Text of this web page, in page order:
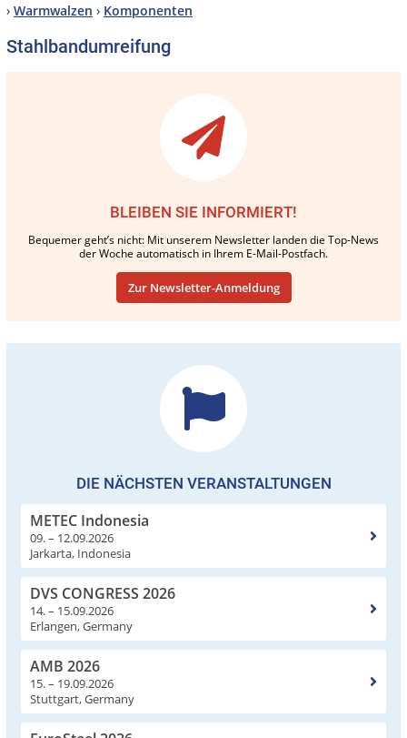
› Warmwalzen › Komponenten
Stahlbandumreifung
BLEIBEN SIE INFORMIERT!
Bequemer geht’s nicht: Mit unserem Newsletter landen die Top-News
der Woche automatisch in Ihrem E-Mail-Postfach.
Zur Newsletter-Anmeldung
DIE NÄCHSTEN VERANSTALTUNGEN
METEC Indonesia
09. – 12.09.2026
Jarkarta, Indonesia
DVS CONGRESS 2026
14. – 15.09.2026
Erlangen, Germany
AMB 2026
15. – 19.09.2026
Stuttgart, Germany